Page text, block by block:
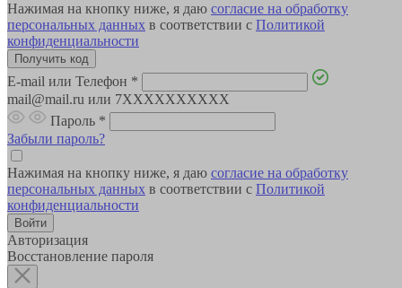
Нажимая на кнопку ниже, я даю согласие на обработку
персональных данных в соответствии с Политикой
конфиденциальности
E-mail или Телефон *
mail@mail.ru или 7XXXXXXXXXX
Пароль *
Забыли пароль?
Нажимая на кнопку ниже, я даю согласие на обработку
персональных данных в соответствии с Политикой
конфиденциальности
Авторизация
Восстановление пароля